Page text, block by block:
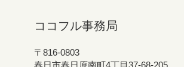
ココフル事務局
〒816-0803